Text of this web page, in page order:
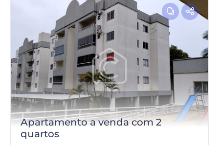
Apartamento a venda com 2
quartos